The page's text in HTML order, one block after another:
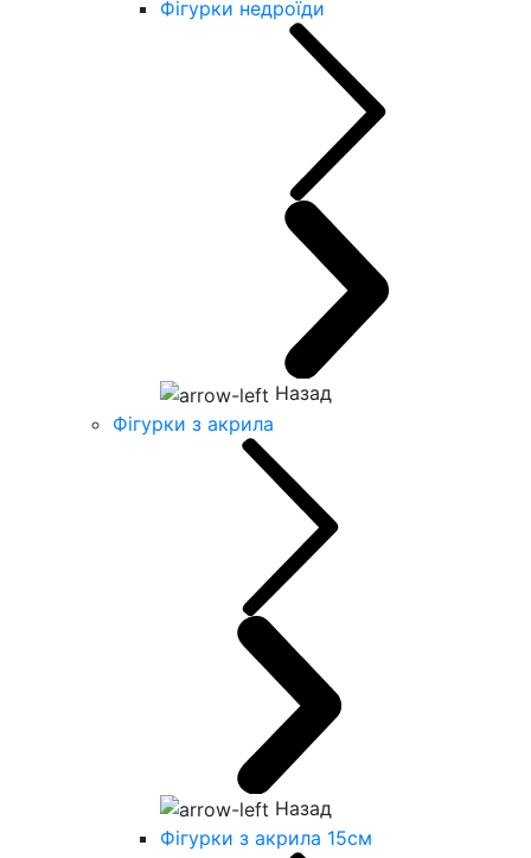
Фігурки недроїди
Назад
Фігурки з акрила
Назад
Фігурки з акрила 15см